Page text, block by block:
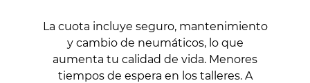
La cuota incluye seguro, mantenimiento
y cambio de neumáticos, lo que
aumenta tu calidad de vida. Menores
tiempos de espera en los talleres. A